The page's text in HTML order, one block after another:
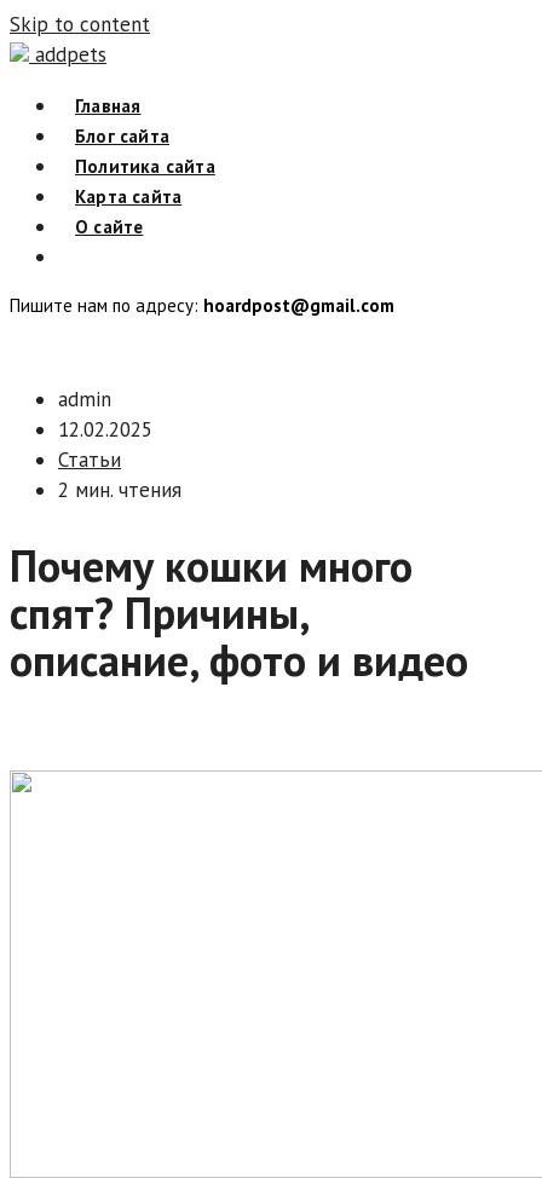
Skip to content
addpets
Главная
Блог сайта
Политика сайта
Карта сайта
О сайте
Пишите нам по адресу: hoardpost@gmail.com
admin
12.02.2025
Статьи
2 мин. чтения
Почему кошки много
спят? Причины,
описание, фото и видео